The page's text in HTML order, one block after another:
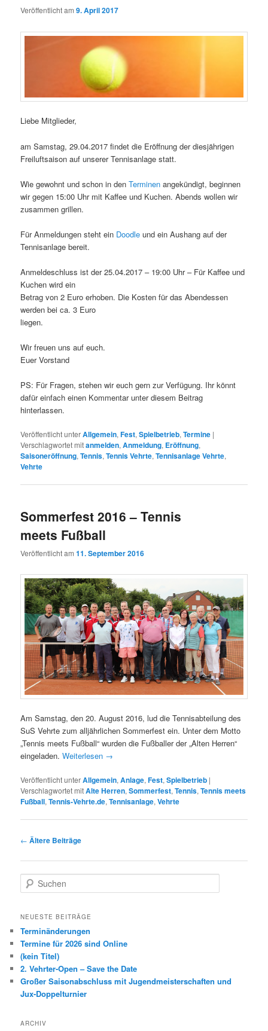
Veröffentlicht am9. April 2017
Liebe Mitglieder,
am Samstag, 29.04.2017 findet die Eröffnung der diesjährigen
Freiluftsaison auf unserer Tennisanlage statt.
Wie gewohnt und schon in denTerminen angekündigt, beginnen
wir gegen 15:00 Uhr mit Kaffee und Kuchen. Abends wollen wir
zusammen grillen.
Für Anmeldungen steht ein Doodleund ein Aushang auf der
Tennisanlage bereit.
Anmeldeschluss ist der 25.04.2017 – 19:00 Uhr – Für Kaffee und
Kuchen wird ein
Betrag von 2 Euro erhoben. Die Kosten für das Abendessen
werden bei ca. 3 Euro
liegen.
Wir freuen uns auf euch.
Euer Vorstand
PS: Für Fragen, stehen wir euch gern zur Verfügung. Ihr könnt
dafür einfach einen Kommentar unter diesem Beitrag
hinterlassen.
Veröffentlicht unterAllgemein,Fest,Spielbetrieb,Termine |
Verschlagwortet mitanmelden,Anmeldung, Eröffnung,
Saisoneröffnung,Tennis,Tennis Vehrte,Tennisanlage Vehrte,
Vehrte
Sommerfest 2016 – Tennis
meets Fußball
Veröffentlicht am11. September 2016
Am Samstag, den 20. August 2016, lud die Tennisabteilung des
SuS Vehrte zum alljährlichen Sommerfest ein. Unter dem Motto
„Tennis meets Fußball“ wurden die Fußballer der „Alten Herren“
eingeladen.Weiterlesen →
Veröffentlicht unterAllgemein,Anlage,Fest,Spielbetrieb |
Verschlagwortet mitAlte Herren,Sommerfest,Tennis,Tennis meets
Fußball,Tennis-Vehrte.de,Tennisanlage,Vehrte
Beitragsnavigation
← Ältere Beiträge
u
h
n
NEUESTE BEITRÄGE
Terminänderungen
Termine für 2026 sind Online
(kein Titel)
2. Vehrter-Open – Save the Date
Großer Saisonabschluss mit Jugendmeisterschaften und
Jux-Doppelturnier
ARCHIV